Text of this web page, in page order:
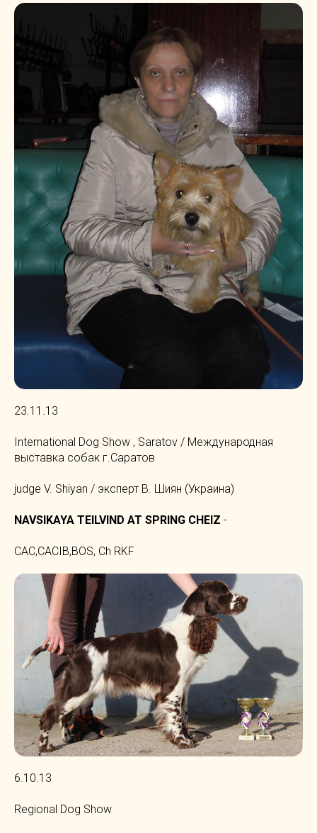
23.11.13
International Dog Show , Saratov / Международная
выставка собак г.Саратов
judge V. Shiyan / эксперт В. Шиян (Украина)
NAVSIKAYA TEILVIND AT SPRING CHEIZ -
CAC,CACIB,BOS, Ch RKF
6.10.13
Regional Dog Show